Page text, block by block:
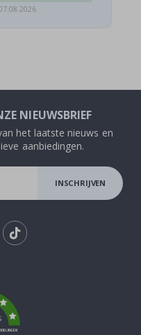
NIEUWSBRIEF
het laatste nieuws en
aanbiedingen.
INSCHRIJVEN